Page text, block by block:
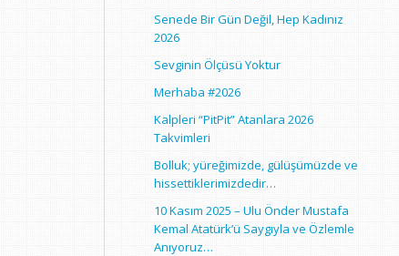
Senede Bir Gün Değil, Hep Kadınız
2026
Sevginin Ölçüsü Yoktur
Merhaba #2026
Kalpleri “PitPit” Atanlara 2026
Takvimleri
Bolluk; yüreğimizde, gülüşümüzde ve
hissettiklerimizdedir…
10 Kasım 2025 – Ulu Önder Mustafa
Kemal Atatürk’ü Saygıyla ve Özlemle
Anıyoruz…